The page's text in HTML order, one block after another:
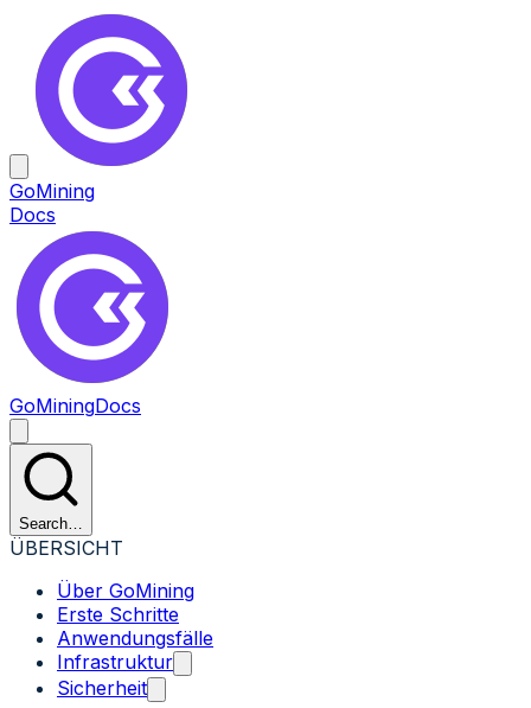
GoMining
Docs
GoMiningDocs
Search…
ÜBERSICHT
Über GoMining
Erste Schritte
Anwendungsfälle
Infrastruktur
Sicherheit